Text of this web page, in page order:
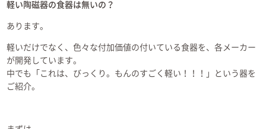
軽い陶磁器の食器は無いの？
あります。
軽いだけでなく、色々な付加価値の付いている食器を、各メーカー
が開発しています。
中でも「これは、びっくり。もんのすごく軽い！！！」という器を
ご紹介。